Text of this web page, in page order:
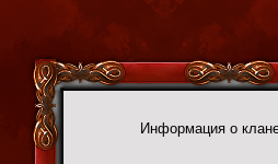
Информация о